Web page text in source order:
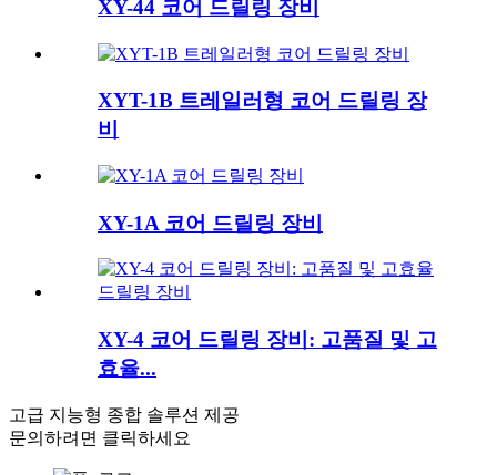
XY-44 코어 드릴링 장비
XYT-1B 트레일러형 코어 드릴링 장
비
XY-1A 코어 드릴링 장비
XY-4 코어 드릴링 장비: 고품질 및 고
효율...
고급 지능형 종합 솔루션 제공
문의하려면 클릭하세요